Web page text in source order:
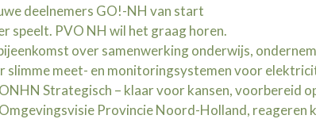
deelnemers GO!-NH van start
speelt. PVO NH wil het graag horen.
over samenwerking onderwijs,
slimme meet- en monitoringsystemen voor
Strategisch – klaar voor kansen, voorbereid
Provincie Noord-Holland, reageren